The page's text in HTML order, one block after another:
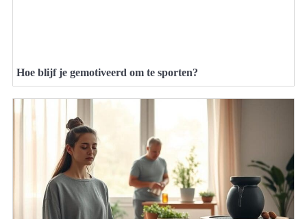
Hoe blijf je gemotiveerd om te sporten?